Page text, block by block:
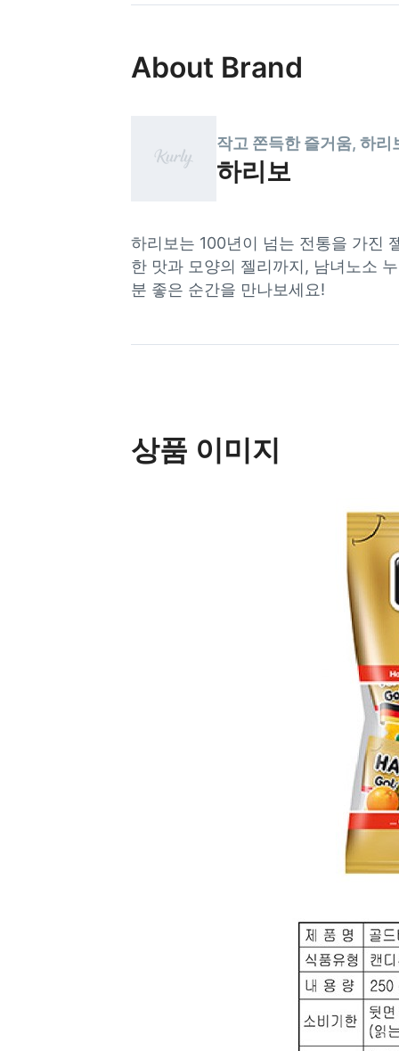
About Brand
작고 쫀득한 즐거움, 하리
하리보
하리보는 100년이 넘는 전통을 가진
한 맛과 모양의 젤리까지, 남녀노소
분 좋은 순간을 만나보세요!
상품 이미지